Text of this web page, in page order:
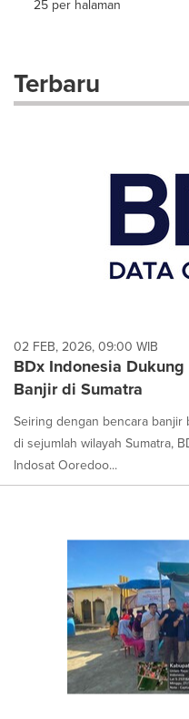
dropdown
will
each
option
is
selected.
25 per halaman
Terbaru
02 FEB, 2026, 09:00 WIB
BDx Indonesia
Banjir di Sumatra
Seiring dengan bencara banjir
di sejumlah wilayah Sumatra,
Indosat Ooredoo...